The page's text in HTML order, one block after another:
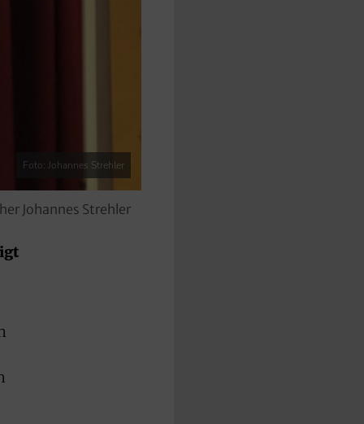
Foto: Johannes Strehler
Johannes Strehler